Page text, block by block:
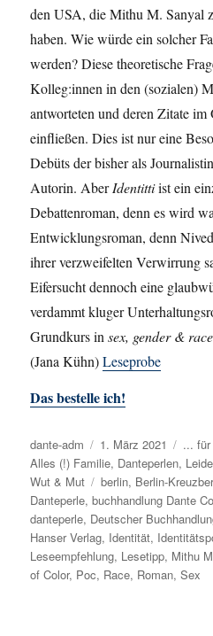
den USA, die Mithu M. Sanyal
haben. Wie würde ein solcher
werden? Diese theoretische
Kolleg:innen in den (sozialen)
antworteten und deren Zitate
einfließen. Dies ist nur eine
Debüts der bisher als
Autorin. AberIdentittiist ein
Debattenroman, denn es wird
Entwicklungsroman, denn
ihrer verzweifelten Verwirrung
Eifersucht dennoch eine
verdammt kluger
Grundkurs insex, gender & race
(Jana Kühn)Leseprobe
Das bestelle ich!
Autor
dante-adm
Veröffentlicht
am
1. März 2021 ...
Alles (!) Familie, Danteperlen,
Wut & Mut
Schlagwörter
berlin, Berlin-
Danteperle,buchhandlung Dante
danteperle, Deutscher
Hanser Verlag, Identität,
Leseempfehlung, Lesetipp, Mithu
of Color, Poc, Race, Roman,Sex